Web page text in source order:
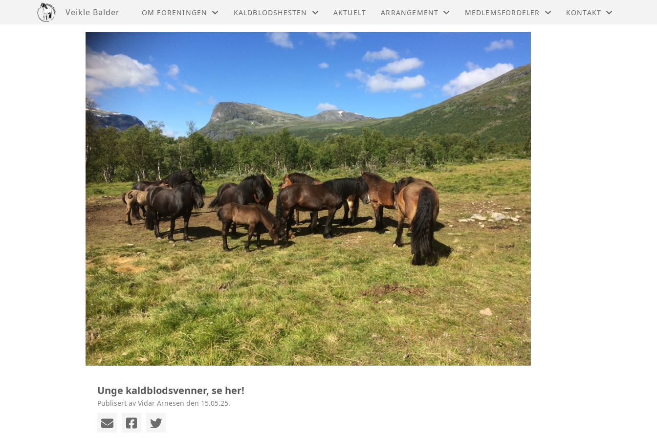
Veikle Balder OM FORENINGEN
FORENINGEN FOR KALDBLODSHESTEN
STYRET
KOMITEER OG UTVALG
LOVER OG BESTEMMELSER
GENERALFORSAMLING
VEIKLE BALDERS HEDERSPRIS
VÅRE SAMARBEIDSPARTNERE
ÅRSHJUL
KALDBLODSHESTEN
DEN ALLSIDIGE KALDBLODSHESTEN
AKTUELT ARRANGEMENT
VEIKLE BALDERS ALLSIDIGHETSCUP
VEIKLE BALDERS MESTERSKAP
VEIKLE BALDER HOPPECUP
VEIKLE BALDERS LANDSFINALE
VEIKLE BALDER UNG AMATØRTRENERCUP
SIKKILSDALSEMINARET
MEDLEMSFORDELER
AGRIA FORSIKRING
RABATTHINGSTER
VEIKLE BALDERS MEDLEMSBLADER
LOGG INN I GNIST
KONTAKT
Unge kaldblodsvenner, se her!
Publisert av Vidar Arnesen den 15.05.25.